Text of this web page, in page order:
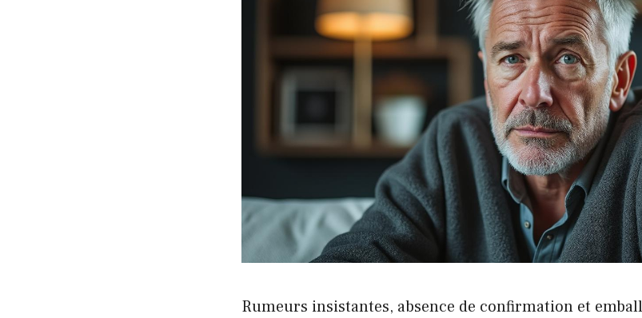
Rumeurs insistantes, absence de confirmation et